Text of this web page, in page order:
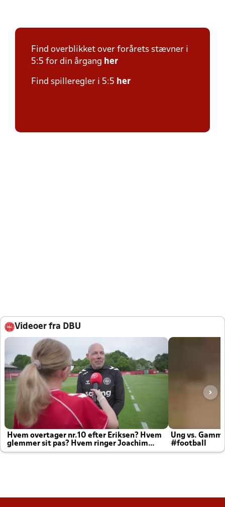
Find overblikket over forårets stævner i
5:5 for din årgang her
Find spilleregler i 5:5 her
Videoer fra DBU
Hvem overtager nr.10 efter Eriksen? Hvem
glemmer sit pas? Hvem ringer Joachim
altid til efter kampe?
Ung vs.
#football